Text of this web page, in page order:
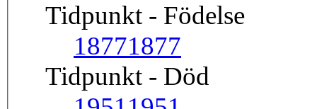
Tidpunkt - Födelse
18771877
Tidpunkt - Död